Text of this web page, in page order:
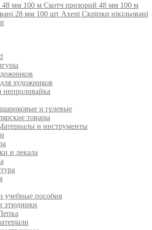
Скотч прозорий 48 мм 100 м
Скріпки нікільовані
художников
непроливайка
и гелевые
товары
и инструменты
и лекала
учебные пособия
этюдники